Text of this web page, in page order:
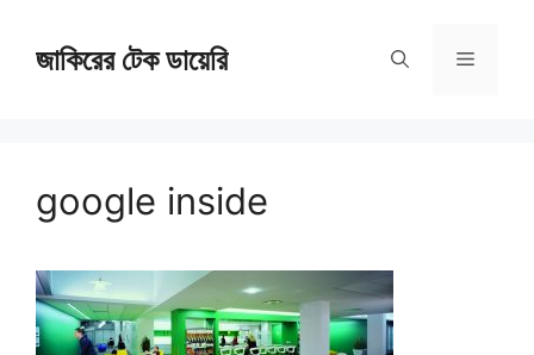
জাকিরের টেক ডায়েরি Menu
google inside